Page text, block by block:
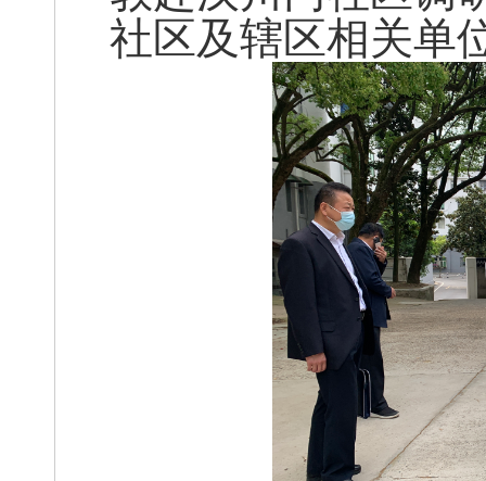
社区及辖区相关单